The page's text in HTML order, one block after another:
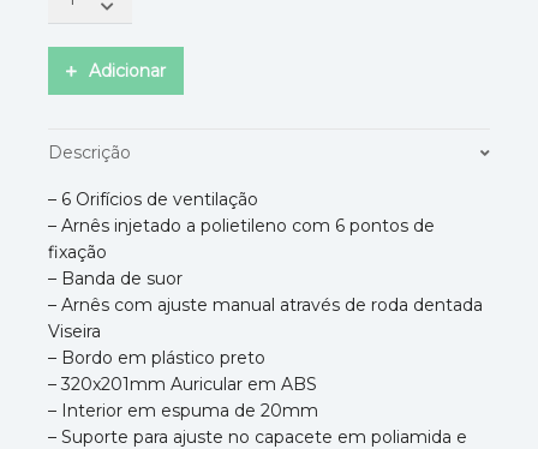
Adicionar
Descrição
– 6 Orifícios de ventilação
– Arnês injetado a polietileno com 6 pontos de
fixação
– Banda de suor
– Arnês com ajuste manual através de roda dentada
Viseira
– Bordo em plástico preto
– 320x201mm Auricular em ABS
– Interior em espuma de 20mm
– Suporte para ajuste no capacete em poliamida e